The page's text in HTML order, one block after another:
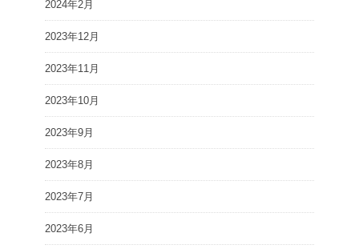
2024年2月
2023年12月
2023年11月
2023年10月
2023年9月
2023年8月
2023年7月
2023年6月